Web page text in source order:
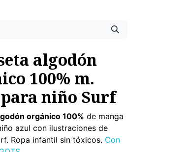
algodón
100% m.
niño Surf
orgánico 100% de manga
azul con ilustraciones de
Ropa infantil sin tóxicos. Con